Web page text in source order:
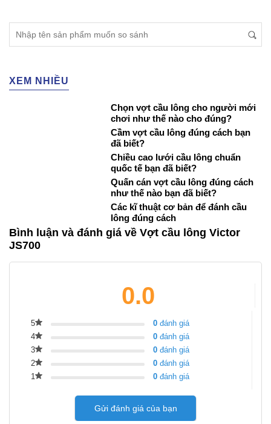
XEM NHIỀU
Chọn vợt cầu lông cho người mới
chơi như thế nào cho đúng?
Cầm vợt cầu lông đúng cách bạn
đã biết?
Chiều cao lưới cầu lông chuẩn
quốc tế bạn đã biết?
Quấn cán vợt cầu lông đúng cách
như thế nào bạn đã biết?
Các kĩ thuật cơ bản để đánh cầu
lông đúng cách
Bình luận và đánh giá về Vợt cầu lông Victor
JS700
0.0
5 0 đánh giá
4
0 đánh giá
3
0 đánh giá
2
0 đánh giá
1
0 đánh giá
Gửi đánh giá của bạn